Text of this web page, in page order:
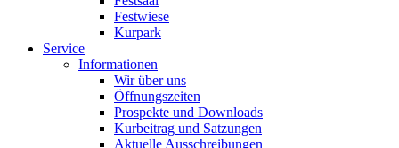
Festwiese
Kurpark
Service
Informationen
Wir über uns
Öffnungszeiten
Prospekte und Downloads
Kurbeitrag und Satzungen
Aktuelle Ausschreibungen